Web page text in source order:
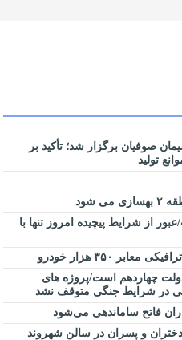
صوفیان برگزار شد؛ تأکید بر
تولید
شود
از شرایط پیچیده امروز تنها با
۳۵۰ هزار خودرو
چهاردهم است/پروژه ‌های
در شرایط جنگی متوقف نشد
فاتح ساماندهی می‌شود
دختران و پسران در سالن شهروند